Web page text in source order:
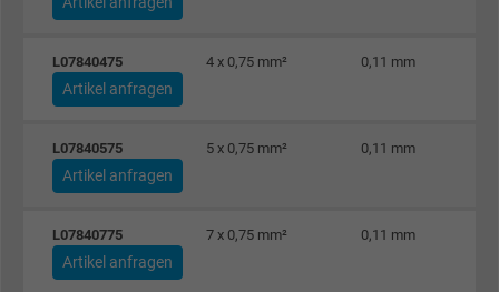
Name NID, Google Maps
Anbieter Google LLC
Zweck
Registriert eine eindeutige ID, die das Gerät
eines wiederkehrenden Benutzers
L07840475 4 x 0,75 mm² 0,11 mm
Artikel anfragen
L07840575 5 x 0,75 mm² 0,11 mm
Artikel anfragen
L07840775 7 x 0,75 mm² 0,11 mm
Artikel anfragen